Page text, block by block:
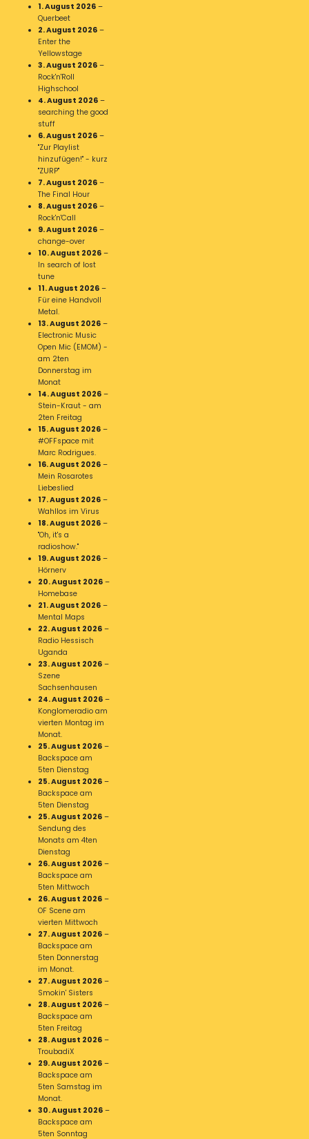
1. August 2026 –
Querbeet
2. August 2026 –
Enter the
Yellowstage
3. August 2026 –
Rock'n'Roll
Highschool
4. August 2026 –
searching the good
stuff
6. August 2026 –
"Zur Playlist
hinzufügen!" - kurz
"ZURP"
7. August 2026 –
The Final Hour
8. August 2026 –
Rock'n'Call
9. August 2026 –
change-over
10. August 2026 –
In search of lost
tune
11. August 2026 –
Für eine Handvoll
Metal.
13. August 2026 –
Electronic Music
Open Mic (EMOM) -
am 2ten
Donnerstag im
Monat
14. August 2026 –
Stein-Kraut - am
2ten Freitag
15. August 2026 –
#OFFspace mit
Marc Rodrigues.
16. August 2026 –
Mein Rosarotes
Liebeslied
17. August 2026 –
Wahllos im Virus
18. August 2026 –
"Oh, it's a
radioshow."
19. August 2026 –
Hörnerv
20. August 2026 –
Homebase
21. August 2026 –
Mental Maps
22. August 2026 –
Radio Hessisch
Uganda
23. August 2026 –
Szene
Sachsenhausen
24. August 2026 –
Konglomeradio am
vierten Montag im
Monat.
25. August 2026 –
Backspace am
5ten Dienstag
25. August 2026 –
Backspace am
5ten Dienstag
25. August 2026 –
Sendung des
Monats am 4ten
Dienstag
26. August 2026 –
Backspace am
5ten Mittwoch
26. August 2026 –
OF Scene am
vierten Mittwoch
27. August 2026 –
Backspace am
5ten Donnerstag
im Monat.
27. August 2026 –
Smokin' Sisters
28. August 2026 –
Backspace am
5ten Freitag
28. August 2026 –
TroubadiX
29. August 2026 –
Backspace am
5ten Samstag im
Monat.
30. August 2026 –
Backspace am
5ten Sonntag